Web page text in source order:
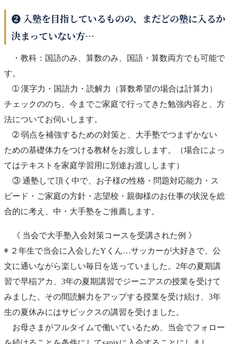
❷ 入塾を目指しているものの、まだどの塾に入るか
決まっていない方…
・教科：国語のみ、算数のみ、国語・算数両方でも可能で
す。
➀ 漢字力・国語力・読解力（算数希望の場合は計算力）
チェックののち、今までご家庭で行ってきた勉強内容と、方
法についてお伺いします。
➁ 弱点を補強するための対策と、大手塾でつまずかない
ための基礎体力をつける教材をお渡しします。（場合によっ
てはテキストを家庭学習用に別途お渡しします）
③ 通塾して頂く中で、お子様の性格・問題対応能力・ス
ピード・ご家庭の方針・志望校・親御様のお仕事の状況を総
合的に考え、中・大手塾をご推薦します。
《 当会で大手塾入会対策コースを受講された例 》
◉ ２年生で当会に入会したYくん…サッカーが大好きで、公
文に通いながら楽しい毎日を送っていました。2年の夏期講
習で早稲アカ、3年の夏期講習でジーニアスの授業を受けて
みました。その間読解力をアップする授業を受け続け、3年
生の夏休みにはサピックスの講習を受けました。
お母さまがフルタイムで働いているため、当会でフォロー